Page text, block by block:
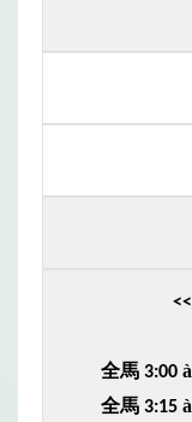
<<
全馬 3:00 à
全馬 3:15 à